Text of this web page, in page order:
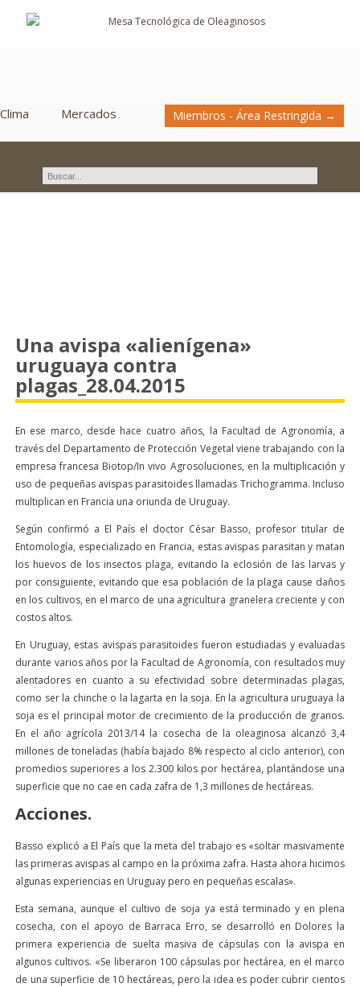
Clima Mercados Miembros - Área Restringida →
Una avispa «alienígena»
uruguaya contra
plagas_28.04.2015
En ese marco, desde hace cuatro años, la Facultad de Agronomía, a
través del Departamento de Protección Vegetal viene trabajando con la
empresa francesa Biotop/In vivo Agrosoluciones, en la multiplicación y
uso de pequeñas avispas parasitoides llamadas Trichogramma. Incluso
multiplican en Francia una oriunda de Uruguay.
Según confirmó a El País el doctor César Basso, profesor titular de
Entomología, especializado en Francia, estas avispas parasitan y matan
los huevos de los insectos plaga, evitando la eclosión de las larvas y
por consiguiente, evitando que esa población de la plaga cause daños
en los cultivos, en el marco de una agricultura granelera creciente y con
costos altos.
En Uruguay, estas avispas parasitoides fueron estudiadas y evaluadas
durante varios años por la Facultad de Agronomía, con resultados muy
alentadores en cuanto a su efectividad sobre determinadas plagas,
como ser la chinche o la lagarta en la soja. En la agricultura uruguaya la
soja es el principal motor de crecimiento de la producción de granos.
En el año agrícola 2013/14 la cosecha de la oleaginosa alcanzó 3,4
millones de toneladas (había bajado 8% respecto al ciclo anterior), con
promedios superiores a los 2.300 kilos por hectárea, plantándose una
superficie que no cae en cada zafra de 1,3 millones de hectáreas.
Acciones.
Basso explicó a El País que la meta del trabajo es «soltar masivamente
las primeras avispas al campo en la próxima zafra. Hasta ahora hicimos
algunas experiencias en Uruguay pero en pequeñas escalas».
Esta semana, aunque el cultivo de soja ya está terminado y en plena
cosecha, con el apoyo de Barraca Erro, se desarrolló en Dolores la
primera experiencia de suelta masiva de cápsulas con la avispa en
algunos cultivos. «Se liberaron 100 cápsulas por hectárea, en el marco
de una superficie de 10 hectáreas, pero la idea es poder cubrir cientos